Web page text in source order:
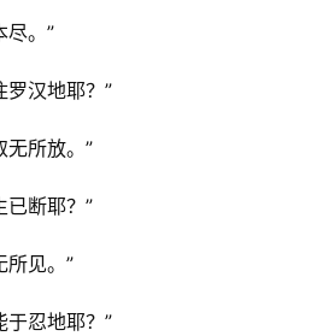
尽。”
罗汉地耶？”
无所放。”
已断耶？”
所见。”
于忍地耶？”